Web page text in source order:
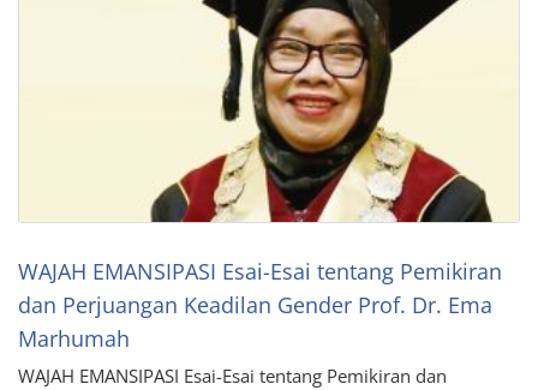
WAJAH EMANSIPASI Esai-Esai tentang Pemikiran
dan Perjuangan Keadilan Gender Prof. Dr. Ema
Marhumah
WAJAH EMANSIPASI Esai-Esai tentang Pemikiran dan